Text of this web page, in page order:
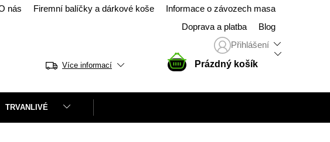
nás Firemní balíčky a dárkové koše
Informace o závozech masa
Doprava a platba
Blog
Přihlášení
Více informací
NÁKUPNÍ
KOŠÍK
Prázdný košík
TRVANLIVÉ